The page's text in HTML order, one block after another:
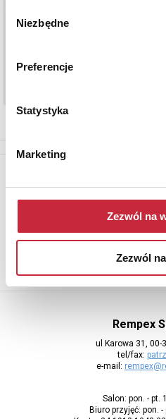
zgody
Niezbędne
Preferencje
Statystyka
Marketing
Zezwól na
Zezwól
adres e-
Rempex
ul Karowa 31, 00-
tel/fax:
e-mail:
Salon: pon. - pt.
Biuro przyjęć: pon.